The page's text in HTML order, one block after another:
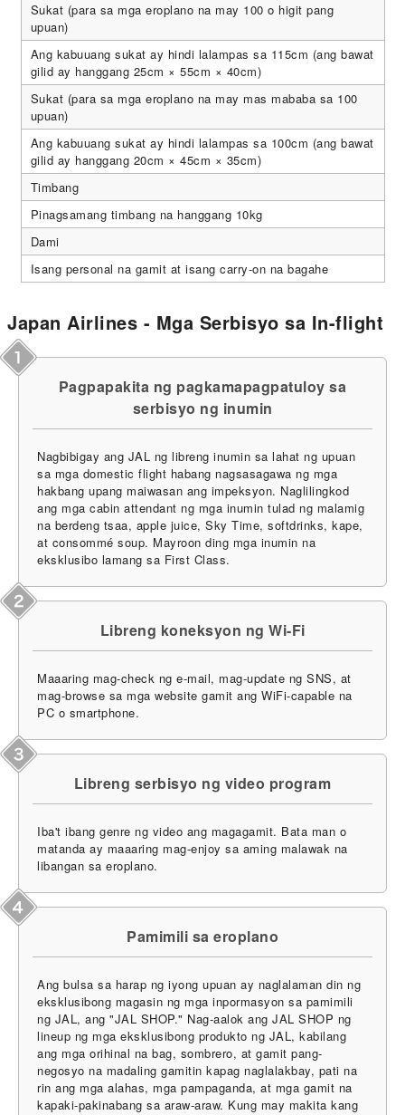
Sukat (para sa mga eroplano na may 100 o higit pang
upuan)
Ang kabuuang sukat ay hindi lalampas sa 115cm (ang bawat
gilid ay hanggang 25cm × 55cm × 40cm)
Sukat (para sa mga eroplano na may mas mababa sa 100
upuan)
Ang kabuuang sukat ay hindi lalampas sa 100cm (ang bawat
gilid ay hanggang 20cm × 45cm × 35cm)
Timbang
Pinagsamang timbang na hanggang 10kg
Dami
Isang personal na gamit at isang carry-on na bagahe
Japan Airlines - Mga Serbisyo sa In-flight
Pagpapakita ng pagkamapagpatuloy sa
serbisyo ng inumin
Nagbibigay ang JAL ng libreng inumin sa lahat ng upuan
sa mga domestic flight habang nagsasagawa ng mga
hakbang upang maiwasan ang impeksyon. Naglilingkod
ang mga cabin attendant ng mga inumin tulad ng malamig
na berdeng tsaa, apple juice, Sky Time, softdrinks, kape,
at consommé soup. Mayroon ding mga inumin na
eksklusibo lamang sa First Class.
Libreng koneksyon ng Wi-Fi
Maaaring mag-check ng e-mail, mag-update ng SNS, at
mag-browse sa mga website gamit ang WiFi-capable na
PC o smartphone.
Libreng serbisyo ng video program
Iba't ibang genre ng video ang magagamit. Bata man o
matanda ay maaaring mag-enjoy sa aming malawak na
libangan sa eroplano.
Pamimili sa eroplano
Ang bulsa sa harap ng iyong upuan ay naglalaman din ng
eksklusibong magasin ng mga inpormasyon sa pamimili
ng JAL, ang "JAL SHOP." Nag-aalok ang JAL SHOP ng
lineup ng mga eksklusibong produkto ng JAL, kabilang
ang mga orihinal na bag, sombrero, at gamit pang-
negosyo na madaling gamitin kapag naglalakbay, pati na
rin ang mga alahas, mga pampaganda, at mga gamit na
kapaki-pakinabang sa araw-araw. Kung may makita kang